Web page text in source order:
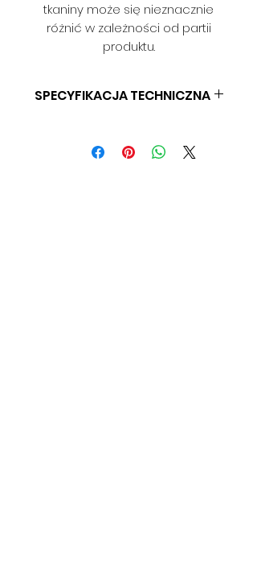
tkaniny może się nieznacznie
różnić w zależności od partii
produktu.
SPECYFIKACJA TECHNICZNA
GRAMATURA: BD
SZEROKOŚĆ: 140 CM